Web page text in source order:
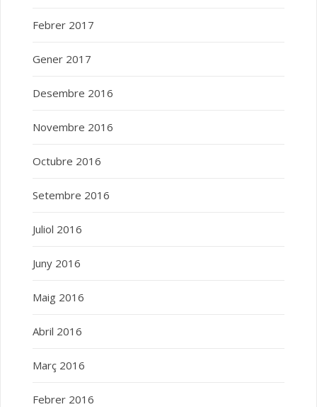
Febrer 2017
Gener 2017
Desembre 2016
Novembre 2016
Octubre 2016
Setembre 2016
Juliol 2016
Juny 2016
Maig 2016
Abril 2016
Març 2016
Febrer 2016